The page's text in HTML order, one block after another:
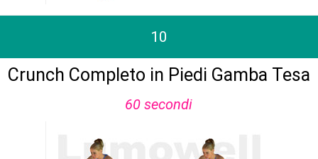
10
Crunch Completo in Piedi Gamba Tesa
60 secondi